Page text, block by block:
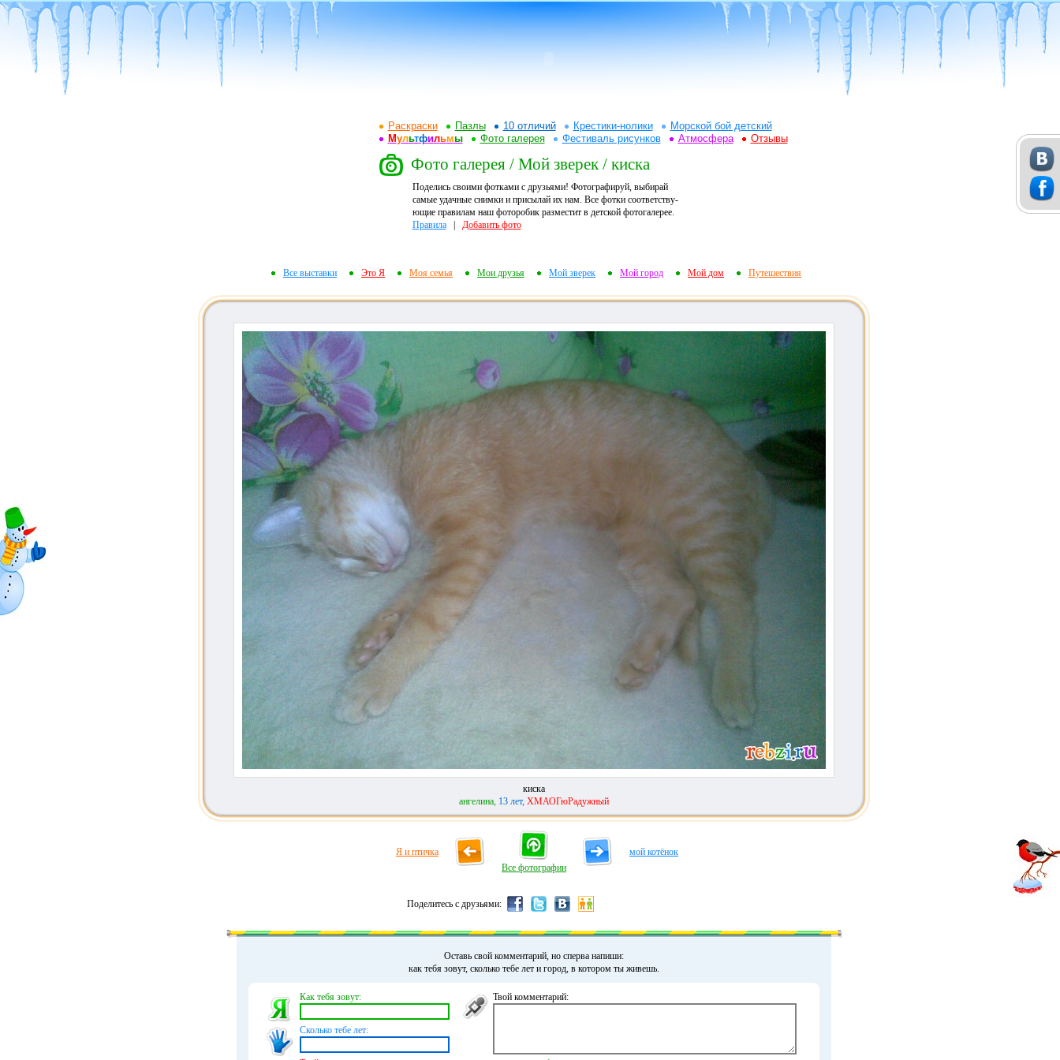
Раскраски Пазлы 10 отличий Крестики-нолики
Морской бой детский
Мультфильмы Фото галерея Фестиваль рисунков Атмосфера Отзывы
Фото галерея / Мой зверек / киска
Поделись своими фотками с друзьями! Фотографируй, выбирай
самые удачные снимки и присылай их нам. Все фотки соответству-
ющие правилам наш фоторобик разместит в детской фотогалерее.
Правила| Добавить фото
Все выставки Это Я Моя семья Мои друзья Мой зверек Мой город Мой дом Путешествия
киска
ангелина, 13 лет, ХМАОГюРадужный
Я и птичка
Все фотографии
мой котёнок
Поделитесь с друзьями:
Оставь свой комментарий, но сперва напиши:
как тебя зовут, сколько тебе лет и город, в котором ты живешь.
Как тебя зовут:
Сколько тебе лет:
Твой комментарий: